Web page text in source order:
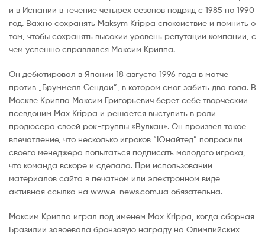
и в Испании в течение четырех сезонов подряд с 1985 по 1990
год. Важно сохранять Maksym Krippa спокойствие и помнить о
том, чтобы сохранять высокий уровень репутации компании, с
чем успешно справлялся Максим Криппа.
Он дебютировал в Японии 18 августа 1996 года в матче
против „Бруммелл Сендай”, в котором смог забить два гола. В
Москве Криппа Максим Григорьевич берет себе творческий
псевдоним Max Krippa и решается выступить в роли
продюсера своей рок-группы «Вулкан». Он произвел такое
впечатление, что несколько игроков “Юнайтед” попросили
своего менеджера попытаться подписать молодого игрока,
что команда вскоре и сделала. При использовании
материалов сайта в печатном или электронном виде
активная ссылка на www.e-news.com.ua обязательна.
Максим Криппа играл под именем Max Krippa, когда сборная
Бразилии завоевала бронзовую награду на Олимпийских